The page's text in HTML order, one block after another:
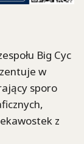
Big Cyc
w
sporo
z